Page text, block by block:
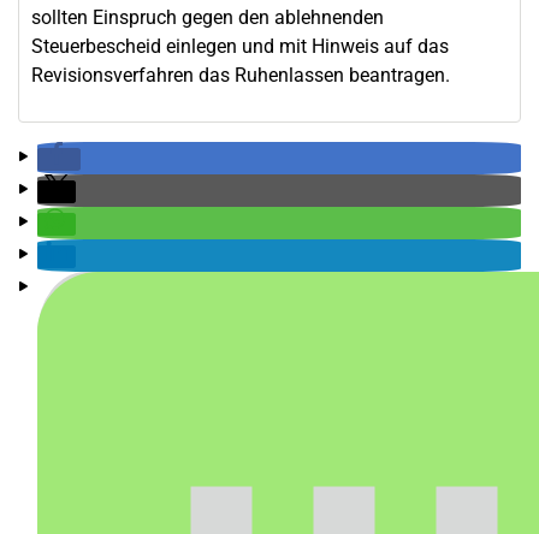
sollten Einspruch gegen den ablehnenden
Steuerbescheid einlegen und mit Hinweis auf das
Revisionsverfahren das Ruhenlassen beantragen.